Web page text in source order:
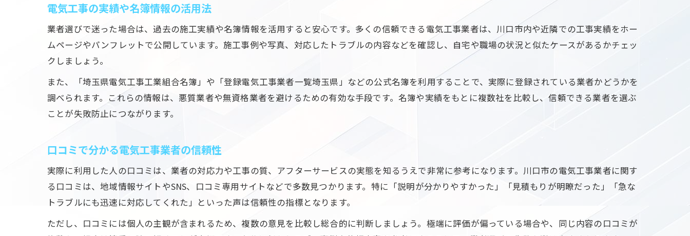
電気工事のトラブル対応力を比較する方法
川口市の電気修理で重視すべきポイント
安心できる電気工事はアフターケアが充実
トラブル時の見積もり対応の丁寧さが重要
電気工事業者の名簿情報で信頼度を確認
登録業者一覧を活用した電気工事選び
川口市の電気工事実績で安心感を得る
名簿掲載の有無で業者の信頼性を判断
電気工事の実績や名簿情報の活用法
業者選びで迷った場合は、過去の施工実績や名簿情報を活用すると安心です。多くの信頼できる電気工事業者は、川口市内や近隣での工事実績をホー
ムページやパンフレットで公開しています。施工事例や写真、対応したトラブルの内容などを確認し、自宅や職場の状況と似たケースがあるかチェッ
クしましょう。
また、「埼玉県電気工事工業組合名簿」や「登録電気工事業者一覧埼玉県」などの公式名簿を利用することで、実際に登録されている業者かどうかを
調べられます。これらの情報は、悪質業者や無資格業者を避けるための有効な手段です。名簿や実績をもとに複数社を比較し、信頼できる業者を選ぶ
ことが失敗防止につながります。
口コミで分かる電気工事業者の信頼性
実際に利用した人の口コミは、業者の対応力や工事の質、アフターサービスの実態を知るうえで非常に参考になります。川口市の電気工事業者に関す
る口コミは、地域情報サイトやSNS、口コミ専用サイトなどで多数見つかります。特に「説明が分かりやすかった」「見積もりが明瞭だった」「急な
トラブルにも迅速に対応してくれた」といった声は信頼性の指標となります。
ただし、口コミには個人の主観が含まれるため、複数の意見を比較し総合的に判断しましょう。極端に評価が偏っている場合や、同じ内容の口コミが
ご相談はこちら
ご相談はこちら